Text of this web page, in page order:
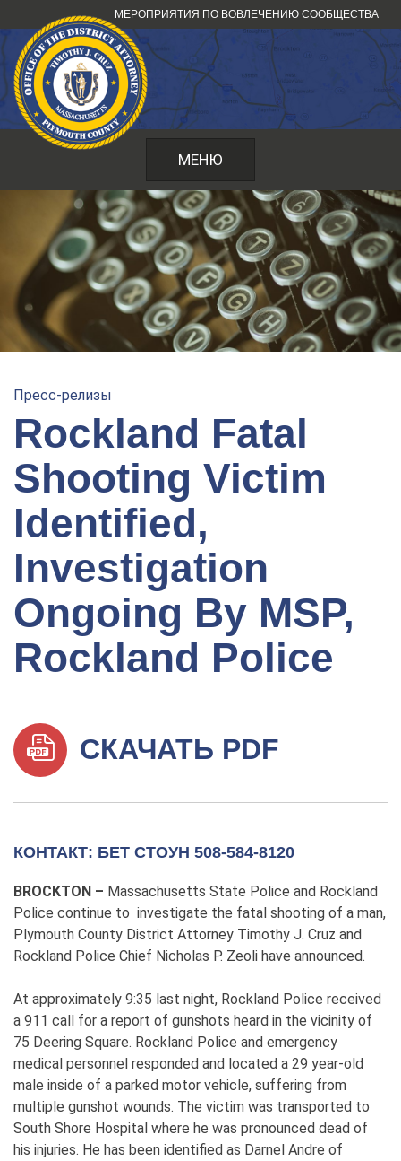
к
содержанию
МЕРОПРИЯТИЯ ПО ВОВЛЕЧЕНИЮ СООБЩЕСТВА
МЕНЮ
Пресс-релизы
Rockland Fatal
Shooting Victim
Identified,
Investigation
Ongoing By MSP,
Rockland Police
СКАЧАТЬ PDF
КОНТАКТ: БЕТ СТОУН 508-584-8120
BROCKTON – Massachusetts State Police and Rockland
Police continue to investigate the fatal shooting of a man,
Plymouth County District Attorney Timothy J. Cruz and
Rockland Police Chief Nicholas P. Zeoli have announced.
At approximately 9:35 last night, Rockland Police received
a 911 call for a report of gunshots heard in the vicinity of
75 Deering Square. Rockland Police and emergency
medical personnel responded and located a 29 year-old
male inside of a parked motor vehicle, suffering from
multiple gunshot wounds. The victim was transported to
South Shore Hospital where he was pronounced dead of
his injuries. He has been identified as Darnel Andre of